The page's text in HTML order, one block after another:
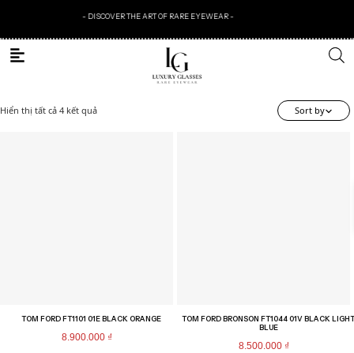
- DISCOVER THE ART OF RARE EYEWEAR -
Hiển thị tất cả 4 kết quả Sort by
TOM FORD FT1101 01E BLACK ORANGE
8.900.000 ₫
TOM FORD BRONSON FT1044 01V BLACK LIGHT
BLUE
8.500.000 ₫